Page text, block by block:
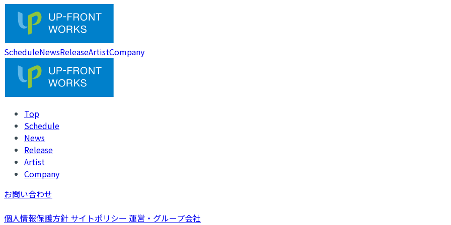
ScheduleNewsReleaseArtistCompany
Top
Schedule
News
Release
Artist
Company
お問い合わせ
個人情報保護方針 サイトポリシー 運営・グループ会社